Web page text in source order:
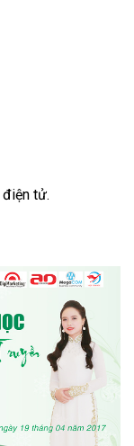
sử dụng Adobe
ngay khóa học
của nó?